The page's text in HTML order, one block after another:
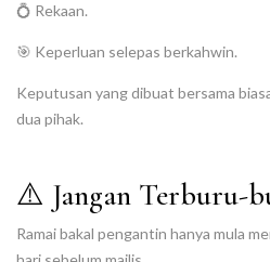
💍 Rekaan.
🎯 Keperluan selepas berkahwin.
Keputusan yang dibuat bersama
dua pihak.
⚠️ Jangan Terburu-
Ramai bakal pengantin hanya mula